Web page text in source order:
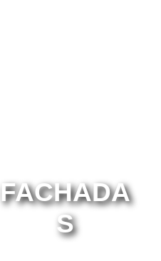
FACHADA
S